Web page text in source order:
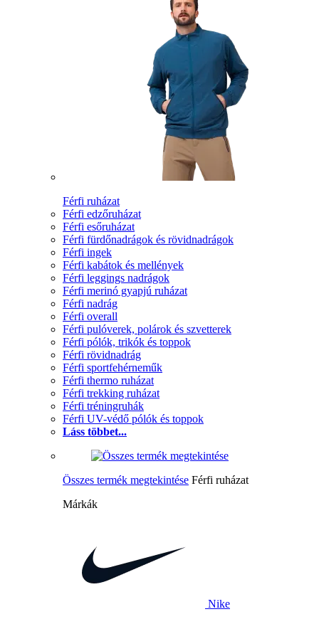
Férfi ruházat
Férfi edzőruházat
Férfi esőruházat
Férfi fürdőnadrágok és rövidnadrágok
Férfi ingek
Férfi kabátok és mellények
Férfi leggings nadrágok
Férfi merinó gyapjú ruházat
Férfi nadrág
Férfi overall
Férfi pulóverek, polárok és szvetterek
Férfi pólók, trikók és toppok
Férfi rövidnadrág
Férfi sportfehérneműk
Férfi thermo ruházat
Férfi trekking ruházat
Férfi tréningruhák
Férfi UV-védő pólók és toppok
Láss többet...
Összes termék megtekintése Férfi ruházat
Márkák
Nike